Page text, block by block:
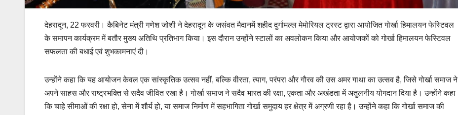
देहरादून, 22 फरवरी। कैबिनेट मंत्री गणेश जोशी ने देहरादून के जसंवत मैदानमें शहीद दुर्गामल्ल मेमोरियल ट्रस्ट द्वारा आयोजित गोर्खा हिमालयन फेस्टिवल
के समापन कार्यक्रम में बतौर मुख्य अतिथि प्रतिभाग किया। इस दौरान उन्होंने स्टालों का अवलोकन किया और आयोजकों को गोर्खा हिमालयन फेस्टिवल
सफलता की बधाई एवं शुभकामनाएं दी।
उन्होंने कहा कि यह आयोजन केवल एक सांस्कृतिक उत्सव नहीं, बल्कि वीरता, त्याग, परंपरा और गौरव की उस अमर गाथा का उत्सव है, जिसे गोर्खा समाज ने
अपने साहस और राष्ट्रभक्ति से सदैव जीवित रखा है। गोर्खा समाज ने सदैव भारत की रक्षा, एकता और अखंडता में अतुलनीय योगदान दिया है। उन्होंने कहा
कि चाहे सीमाओं की रक्षा हो, सेना में शौर्य हो, या समाज निर्माण में सहभागिता गोर्खा समुदाय हर क्षेत्र में अग्रणी रहा है। उन्होंने कहा कि गोर्खा समाज की